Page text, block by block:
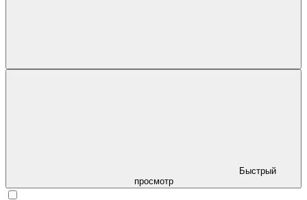
Быстрый
просмотр